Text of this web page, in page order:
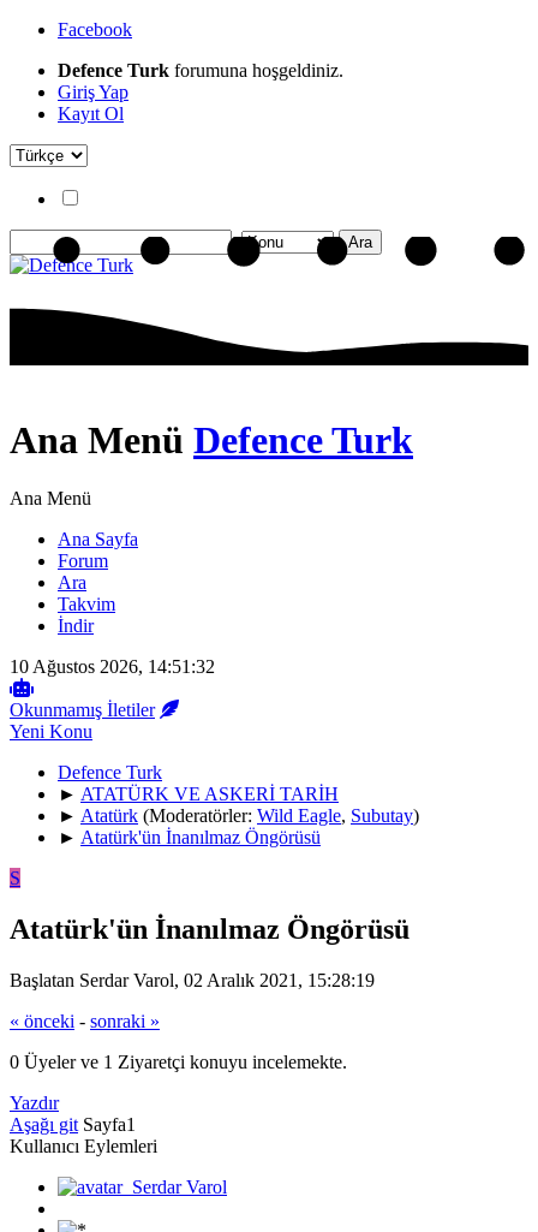
Facebook
Defence Turk forumuna hoşgeldiniz.
Giriş Yap
Kayıt Ol
Ana Menü Defence Turk
Ana Menü
Ana Sayfa
Forum
Ara
Takvim
İndir
10 Ağustos 2026, 14:51:32
Okunmamış İletiler
Yeni Konu
Defence Turk
► ATATÜRK VE ASKERİ TARİH
► Atatürk (Moderatörler: Wild Eagle, Subutay)
► Atatürk'ün İnanılmaz Öngörüsü
S
Atatürk'ün İnanılmaz Öngörüsü
Başlatan Serdar Varol, 02 Aralık 2021, 15:28:19
« önceki - sonraki »
0 Üyeler ve 1 Ziyaretçi konuyu incelemekte.
Yazdır
Aşağı git Sayfa1
Kullanıcı Eylemleri